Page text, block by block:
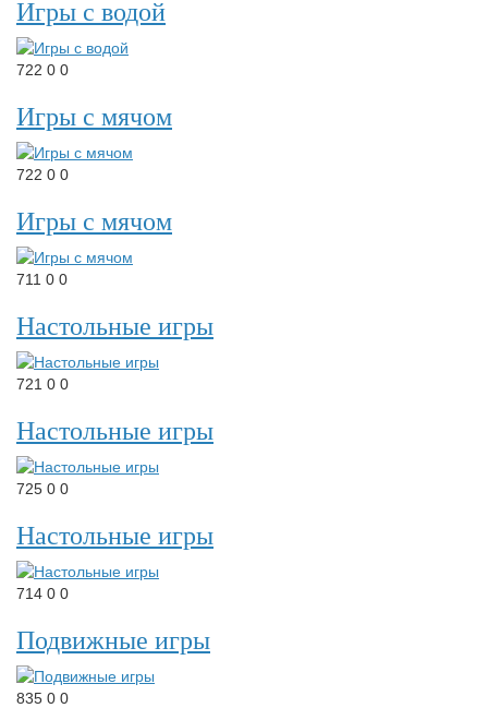
Игры с водой
722 0 0
Игры с мячом
722 0 0
Игры с мячом
711 0 0
Настольные игры
721 0 0
Настольные игры
725 0 0
Настольные игры
714 0 0
Подвижные игры
835 0 0